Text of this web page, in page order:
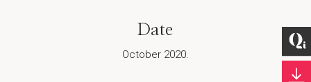
Date
October 2020.